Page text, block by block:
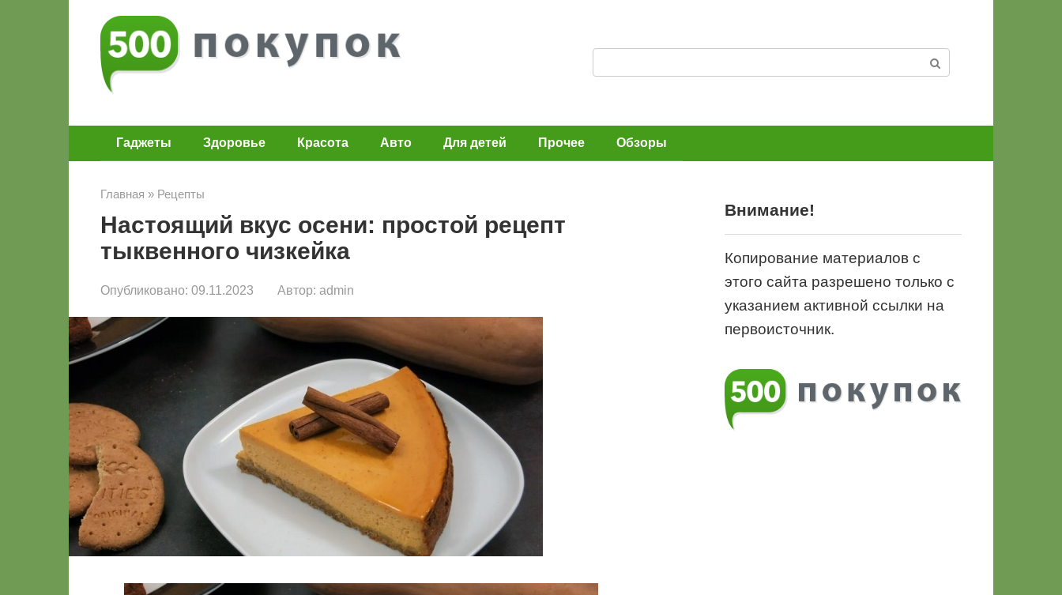
с
Гаджеты Здоровье Красота Авто Для детей Прочее Обзоры
Главная » Рецепты
Настоящий вкус осени: простой рецепт
тыквенного чизкейка
Опубликовано: 09.11.2023 Автор: admin
Внимание!
Копирование материалов с
этого сайта разрешено только с
указанием активной ссылки на
первоисточник.